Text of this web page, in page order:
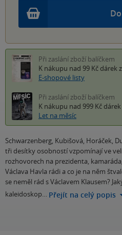
Při zaslání zboží balíčkem
K nákupu nad 99 Kč dárek
E-shopové listy
Při zaslání zboží balíčkem
K nákupu nad 999 Kč
Let na měsíc
Schwarzenberg, Kubišová, Horáček,
tři desítky osobností vzpomínají ve
rozhovorech na prezidenta,
Václava Havla rádi a co je na něm
se neměl rád s Václavem Klausem?
kaleidoskop… Přejít na celý popis